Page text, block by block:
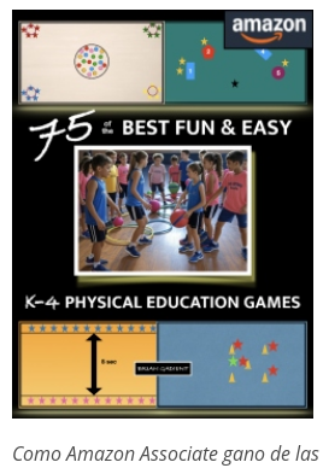
Como Amazon Associate gano de